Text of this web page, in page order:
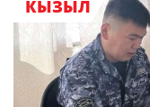
КЫЗЫЛ